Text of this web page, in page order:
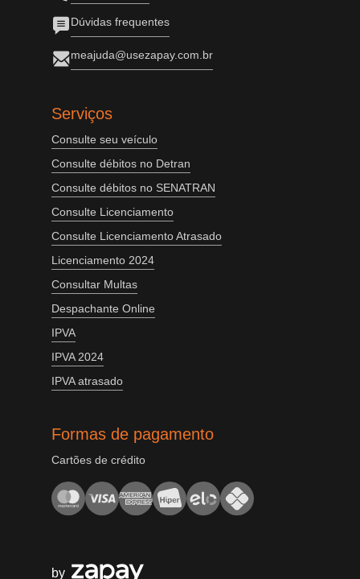
Dúvidas frequentes
meajuda@usezapay.com.br
Serviços
Consulte seu veículo
Consulte débitos no Detran
Consulte débitos no SENATRAN
Consulte Licenciamento
Consulte Licenciamento Atrasado
Licenciamento 2024
Consultar Multas
Despachante Online
IPVA
IPVA 2024
IPVA atrasado
Formas de pagamento
Cartões de crédito
by